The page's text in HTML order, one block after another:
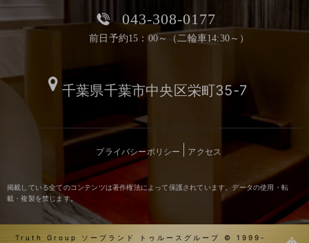
043-308-0177
前日予約15：00～（二輪車14:30～）
千葉県千葉市中央区栄町35-7
プライバシーポリシー アクセス
掲載している全てのコンテンツは著作権法によって保護されています。データの使用・転
載・複製を禁じます。
Truth Group ソープランド トゥルースグループ © 1999-